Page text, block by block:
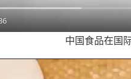
中国食品在国